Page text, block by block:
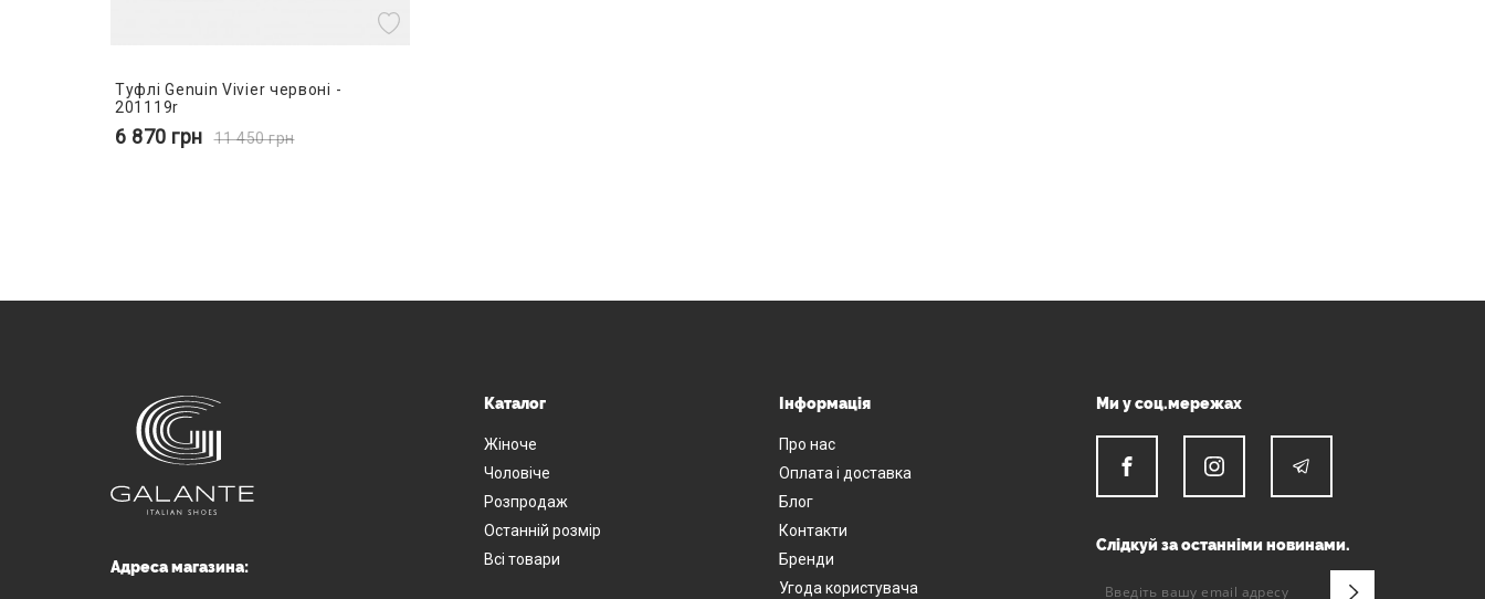
Туфлі Genuin Vivier червоні -
201119r
6 870 грн 11 450грн
Адреса магазина:
Каталог
Жіноче
Чоловіче
Розпродаж
Останній розмір
Всі товари
Інформація
Про нас
Оплата і доставка
Блог
Контакти
Бренди
Угода користувача
Ми у соц.мережах
Слідкуй за останніми новинами.